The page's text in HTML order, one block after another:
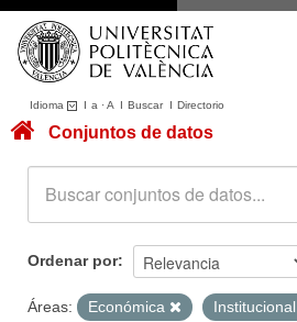
Idioma I a ·A I BuscarI Directorio
Conjuntos de datos
Acerca de
Portal de Transparencia
Conjuntos de datos
Ordenar por
Áreas: Económica Institucional